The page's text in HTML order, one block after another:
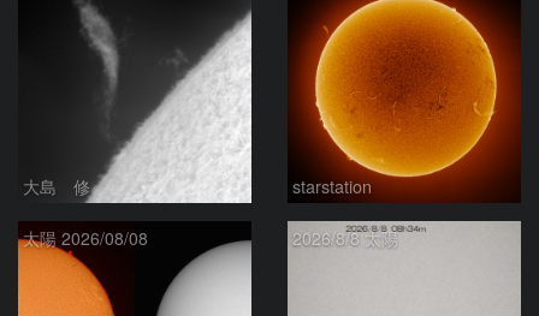
大島 修 starstation
太陽 2026/08/08 2026/8/8 太陽